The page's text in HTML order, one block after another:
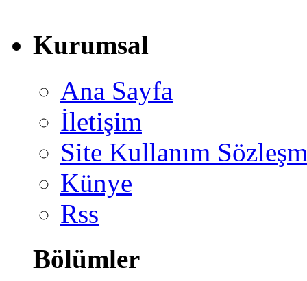
Kurumsal
Ana Sayfa
İletişim
Site Kullanım
Künye
Rss
Bölümler